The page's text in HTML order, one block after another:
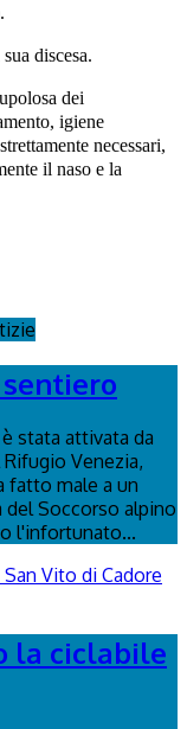
discesa.
dei
igiene
necessari,
il naso e la
è stata attivata da
Venezia,
fatto male a un
del Soccorso alpino
l'infortunato...
la ciclabile